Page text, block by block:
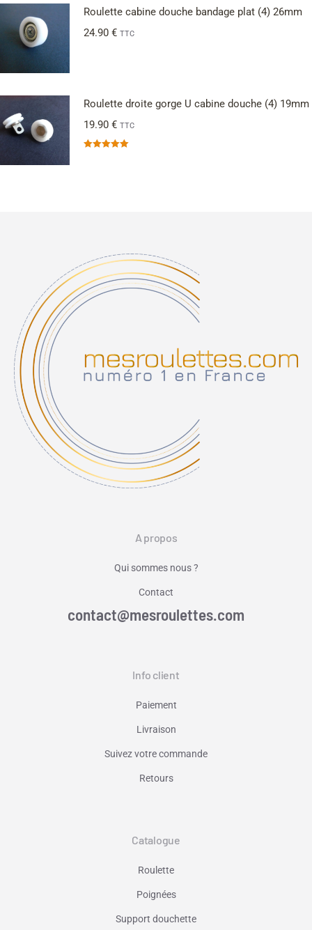
Roulette cabine douche bandage plat (4) 26mm
24.90 € TTC
Roulette droite gorge U cabine douche (4) 19mm
19.90 € TTC
A propos
Qui sommes nous ?
Contact
contact@mesroulettes.com
Info client
Paiement
Livraison
Suivez votre commande
Retours
Catalogue
Roulette
Poignées
Support douchette